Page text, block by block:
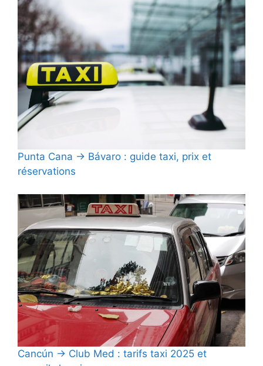
Punta Cana → Bávaro : guide taxi, prix et
réservations
Cancún → Club Med : tarifs taxi 2025 et